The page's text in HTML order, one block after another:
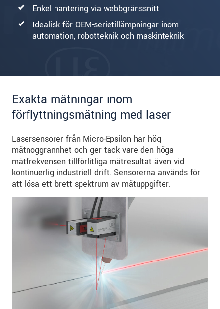
Enkel hantering via webbgränssnitt
Idealisk för OEM-serietillämpningar inom
automation, robotteknik och maskinteknik
Exakta mätningar inom
förflyttningsmätning med laser
Lasersensorer från Micro-Epsilon har hög
mätnoggrannhet och ger tack vare den höga
mätfrekvensen tillförlitliga mätresultat även vid
kontinuerlig industriell drift. Sensorerna används för
att lösa ett brett spektrum av mätuppgifter.